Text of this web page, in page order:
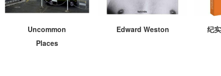
Uncommon
Places
Edward Weston 纪